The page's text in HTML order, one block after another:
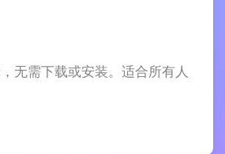
无需下载或安装。适合所有人